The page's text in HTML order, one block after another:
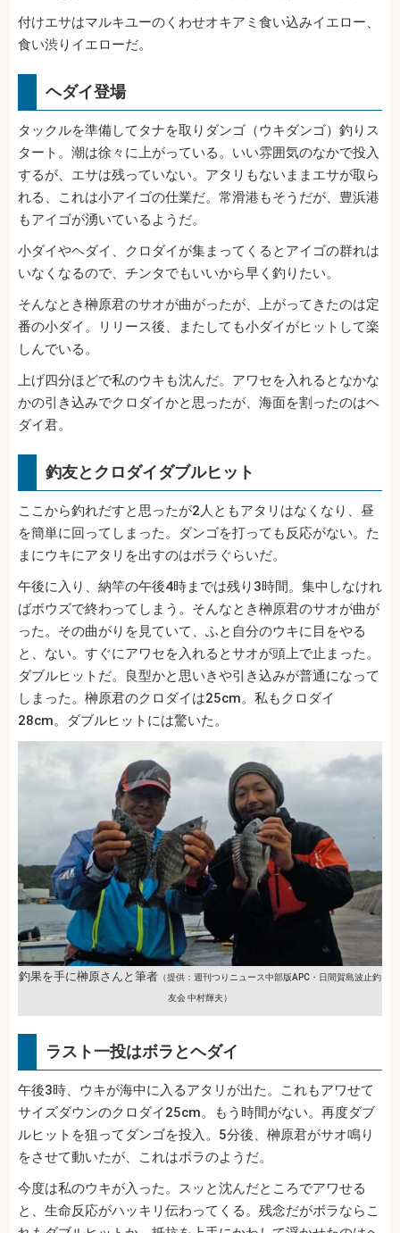
付けエサはマルキユーのくわせオキアミ食い込みイエロー、
食い渋りイエローだ。
ヘダイ登場
タックルを準備してタナを取りダンゴ（ウキダンゴ）釣りス
タート。潮は徐々に上がっている。いい雰囲気のなかで投入
するが、エサは残っていない。アタリもないままエサが取ら
れる、これは小アイゴの仕業だ。常滑港もそうだが、豊浜港
もアイゴが湧いているようだ。
小ダイやヘダイ、クロダイが集まってくるとアイゴの群れは
いなくなるので、チンタでもいいから早く釣りたい。
そんなとき榊原君のサオが曲がったが、上がってきたのは定
番の小ダイ。リリース後、またしても小ダイがヒットして楽
しんでいる。
上げ四分ほどで私のウキも沈んだ。アワセを入れるとなかな
かの引き込みでクロダイかと思ったが、海面を割ったのはヘ
ダイ君。
釣友とクロダイダブルヒット
ここから釣れだすと思ったが2人ともアタリはなくなり、昼
を簡単に回ってしまった。ダンゴを打っても反応がない。た
まにウキにアタリを出すのはボラぐらいだ。
午後に入り、納竿の午後4時までは残り3時間。集中しなけれ
ばボウズで終わってしまう。そんなとき榊原君のサオが曲が
った。その曲がりを見ていて、ふと自分のウキに目をやる
と、ない。すぐにアワセを入れるとサオが頭上で止まった。
ダブルヒットだ。良型かと思いきや引き込みが普通になって
しまった。榊原君のクロダイは25cm。私もクロダイ
28cm。ダブルヒットには驚いた。
釣果を手に榊原さんと筆者 （提供：週刊つりニュース中部版APC・日間賀島波止釣
友会 中村輝夫）
ラスト一投はボラとヘダイ
午後3時、ウキが海中に入るアタリが出た。これもアワせて
サイズダウンのクロダイ25cm。もう時間がない。再度ダブ
ルヒットを狙ってダンゴを投入。5分後、榊原君がサオ鳴り
をさせて動いたが、これはボラのようだ。
今度は私のウキが入った。スッと沈んだところでアワせる
と、生命反応がハッキリ伝わってくる。残念だがボラならこ